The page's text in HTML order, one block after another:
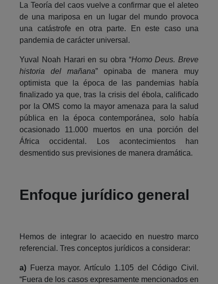
La Teoría del caos vuelve a confirmar que el aleteo
de una mariposa en un lugar del mundo provoca
una catástrofe en otra parte. En este caso una
pandemia de carácter universal.
Yuval Noah Harari en su obra “Homo Deus. Breve
historia del mañana” opinaba de manera muy
optimista que la época de las pandemias había
finalizado ya que, tras la crisis del ébola, calificado
por la OMS como la mayor amenaza para la salud
pública en la época contemporánea, solo había
ocasionado 11.000 muertos en una porción del
África occidental. Los acontecimientos han
desmentido sus previsiones de manera dramática.
Enfoque jurídico general
Hemos de integrar lo acaecido en nuestro marco
referencial. Tres conceptos jurídicos a considerar:
a) Fuerza mayor. Artículo 1.105 del Código Civil.
“Fuera de los casos expresamente mencionados en